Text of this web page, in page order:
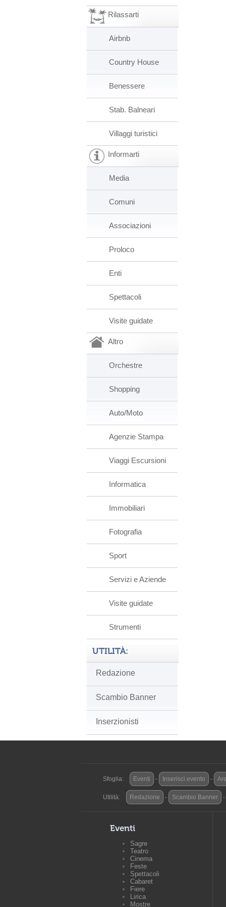
Rilassarti
Airbnb
Country House
Benessere
Stab. Balneari
Villaggi turistici
Informarti
Media
Comuni
Associazioni
Proloco
Enti
Spettacoli
Visite guidate
Altro
Orchestre
Shopping
Auto/Moto
Agenzie Stampa
Viaggi Escursioni
Informatica
Immobiliari
Fotografia
Sport
Servizi e Aziende
Visite guidate
Strumenti
UTILITÀ:
Redazione
Scambio Banner
Inserzionisti
Sfoglia: Eventi - Inserisci evento -
Utilità: Redazione - Scambio Banner -
Eventi
Sagre
Teatro
Cinema
Feste
Spettacoli
Cabaret
Fiere
Lirica
Mostre